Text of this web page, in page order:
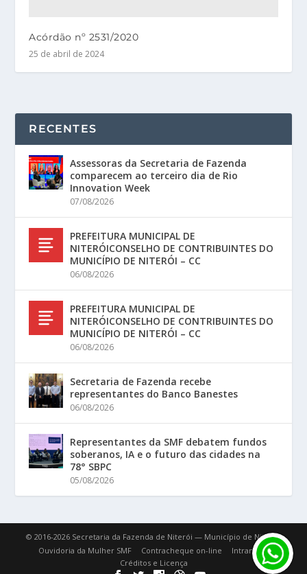
Acórdão nº 2531/2020
25 de abril de 2024
RECENTES
Assessoras da Secretaria de Fazenda
comparecem ao terceiro dia de Rio
Innovation Week
07/08/2026
PREFEITURA MUNICIPAL DE
NITERÓICONSELHO DE CONTRIBUINTES DO
MUNICÍPIO DE NITERÓI – CC
06/08/2026
PREFEITURA MUNICIPAL DE
NITERÓICONSELHO DE CONTRIBUINTES DO
MUNICÍPIO DE NITERÓI – CC
06/08/2026
Secretaria de Fazenda recebe
representantes do Banco Banestes
06/08/2026
Representantes da SMF debatem fundos
soberanos, IA e o futuro das cidades na
78° SBPC
05/08/2026
© 2016-2026 Secretaria da Fazenda de Niterói — Município de Niterói.
Ouvidoria da Mulher SMF
Contracheque on-line
Intranet
Créditos e Licença